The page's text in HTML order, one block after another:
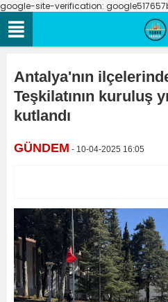
google-site-verification:
Antalya'nın
Teşkilatının kuruluş
kutlandı
GÜNDEM - 10-04-2025 16:05